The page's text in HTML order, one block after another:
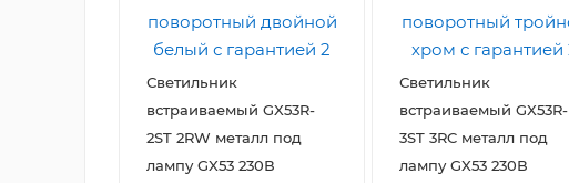
Светильник
встраиваемый GX53R-
2ST 2RW металл под
лампу GX53 230В
Светильник
встраиваемый GX53R-
3ST 3RC металл под
лампу GX53 230В